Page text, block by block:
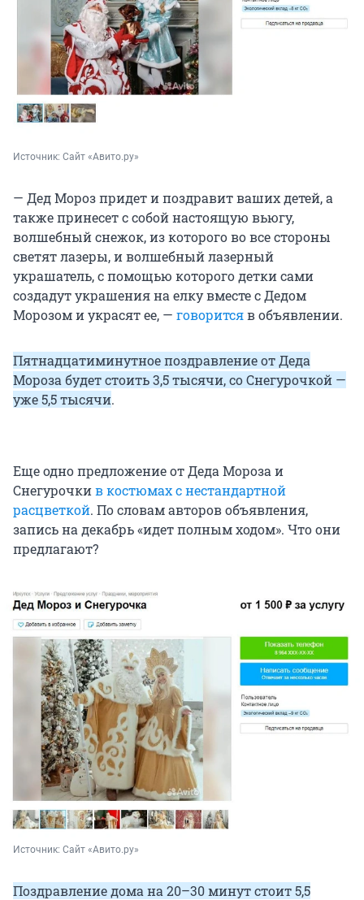
Источник: Сайт «Авито.ру»
— Дед Мороз придет и поздравит ваших детей, а
также принесет с собой настоящую вьюгу,
волшебный снежок, из которого во все стороны
светят лазеры, и волшебный лазерный
украшатель, с помощью которого детки сами
создадут украшения на елку вместе с Дедом
Морозом и украсят ее, — говоритсяв объявлении.
Пятнадцатиминутное поздравление от Деда
Мороза будет стоить 3,5 тысячи, со Снегурочкой —
уже 5,5 тысячи.
Еще одно предложение от Деда Мороза и
Снегурочкив костюмах с нестандартной
расцветкой. По словам авторов объявления,
запись на декабрь «идет полным ходом». Что они
предлагают?
Источник: Сайт «Авито.ру»
Поздравление дома на 20–30 минут стоит 5,5